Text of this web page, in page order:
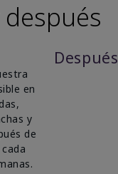
Después
en
y
de